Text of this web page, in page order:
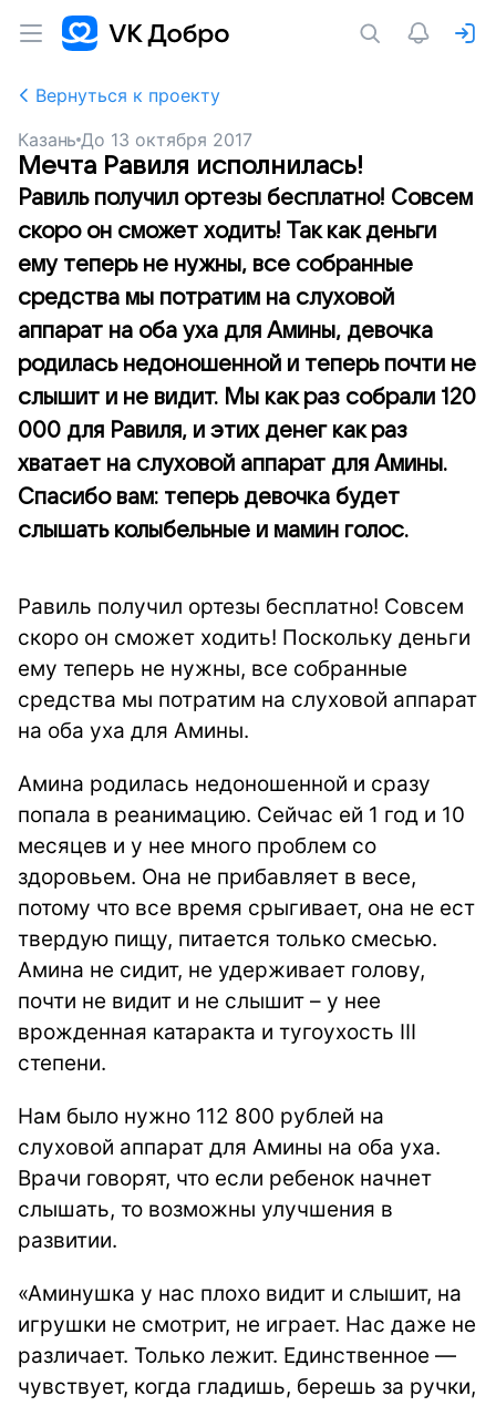
Вернуться к проекту
Казань До 13 октября 2017
Мечта Равиля исполнилась!
Равиль получил ортезы бесплатно! Совсем
скоро он сможет ходить! Так как деньги
ему теперь не нужны, все собранные
средства мы потратим на слуховой
аппарат на оба уха для Амины, девочка
родилась недоношенной и теперь почти не
слышит и не видит. Мы как раз собрали 120
000 для Равиля, и этих денег как раз
хватает на слуховой аппарат для Амины.
Спасибо вам: теперь девочка будет
слышать колыбельные и мамин голос.
Равиль получил ортезы бесплатно! Совсем
скоро он сможет ходить! Поскольку деньги
ему теперь не нужны, все собранные
средства мы потратим на слуховой аппарат
на оба уха для Амины.
Амина родилась недоношенной и сразу
попала в реанимацию. Сейчас ей 1 год и 10
месяцев и у нее много проблем со
здоровьем. Она не прибавляет в весе,
потому что все время срыгивает, она не ест
твердую пищу, питается только смесью.
Амина не сидит, не удерживает голову,
почти не видит и не слышит – у нее
врожденная катаракта и тугоухость III
степени.
Нам было нужно 112 800 рублей на
слуховой аппарат для Амины на оба уха.
Врачи говорят, что если ребенок начнет
слышать, то возможны улучшения в
развитии.
«Аминушка у нас плохо видит и слышит, на
игрушки не смотрит, не играет. Нас даже не
различает. Только лежит. Единственное —
чувствует, когда гладишь, берешь за ручки,